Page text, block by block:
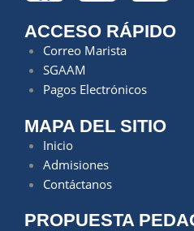
ACCESO RÁPIDO
Correo Marista
SGAAM
Pagos Electrónicos
MAPA DEL SITIO
Inicio
Admisiones
Contáctanos
PROPUESTA